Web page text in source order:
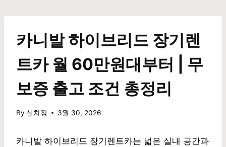
content카니발 하이브리드 장기렌
트카 월 60만원대부터 | 무
보증 출고 조건 총정리
By 신차장 3월 30, 2026
카니발 하이브리드 장기렌트카는 넓은 실내 공간과